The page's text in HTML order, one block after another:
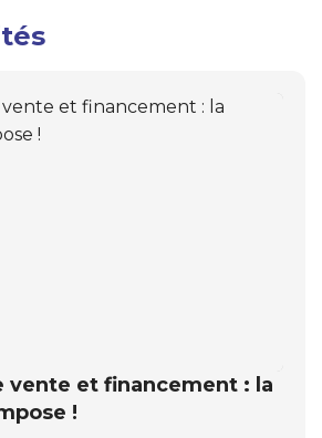
vente et financement : la
!